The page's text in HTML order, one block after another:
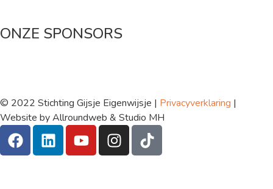
ONZE SPONSORS
© 2022 Stichting Gijsje Eigenwijsje | Privacyverklaring |
Website by Allroundweb & Studio MH